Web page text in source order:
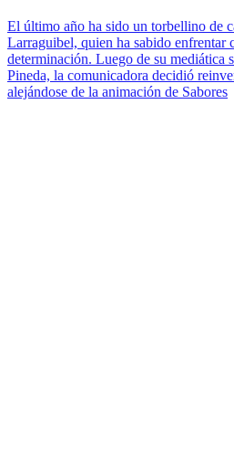
El último año ha sido un torbellino de
Larraguibel, quien ha sabido enfrentar
determinación. Luego de su mediática
Pineda, la comunicadora decidió
alejándose de la animación de Sabores